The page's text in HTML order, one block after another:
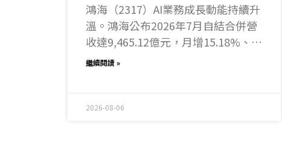
鴻海（2317）AI業務成長動能持續升
溫。鴻海公布2026年7月自結合併營
收達9,465.12億元，月增15.18%、年
增54.19%，不僅改寫歷年同期及單
營收達5兆5,893.73億元，年增
繼續閱讀 »
2026-08-06